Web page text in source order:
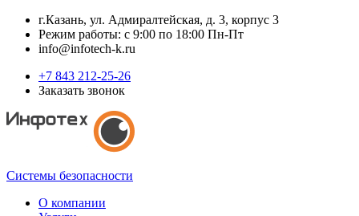
г.Казань, ул. Адмиралтейская, д. 3, корпус 3
Режим работы: с 9:00 по 18:00 Пн-Пт
info@infotech-k.ru
+7 843 212-25-26
Заказать звонок
Системы безопасности
О компании